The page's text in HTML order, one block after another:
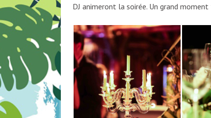
DJ animeront la soirée. Un grand